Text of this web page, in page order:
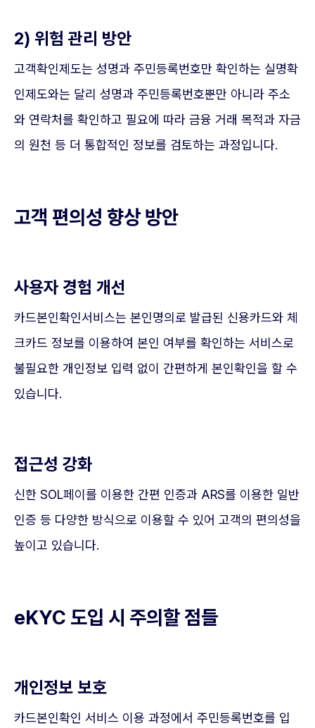
2) 위험 관리 방안
고객확인제도는 성명과 주민등록번호만 확인하는 실명확
인제도와는 달리 성명과 주민등록번호뿐만 아니라 주소
와 연락처를 확인하고 필요에 따라 금융 거래 목적과 자금
의 원천 등 더 통합적인 정보를 검토하는 과정입니다.
고객 편의성 향상 방안
사용자 경험 개선
카드본인확인서비스는 본인명의로 발급된 신용카드와 체
크카드 정보를 이용하여 본인 여부를 확인하는 서비스로
불필요한 개인정보 입력 없이 간편하게 본인확인을 할 수
있습니다.
접근성 강화
신한 SOL페이를 이용한 간편 인증과 ARS를 이용한 일반
인증 등 다양한 방식으로 이용할 수 있어 고객의 편의성을
높이고 있습니다.
eKYC 도입 시 주의할 점들
개인정보 보호
카드본인확인 서비스 이용 과정에서 주민등록번호를 입